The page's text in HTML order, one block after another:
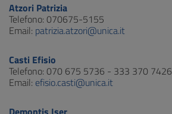
Atzori Patrizia
Telefono: 070675-5155
Email: patrizia.atzori@unica.it
Casti Efisio
Telefono: 070 675 5736 - 333 370 7426
Email: efisio.casti@unica.it